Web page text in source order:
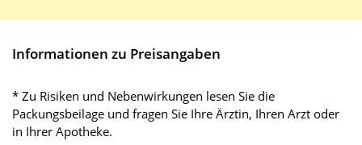
Informationen zu Preisangaben
* Zu Risiken und Nebenwirkungen lesen Sie die
Packungsbeilage und fragen Sie Ihre Ärztin, Ihren Arzt oder
in Ihrer Apotheke.